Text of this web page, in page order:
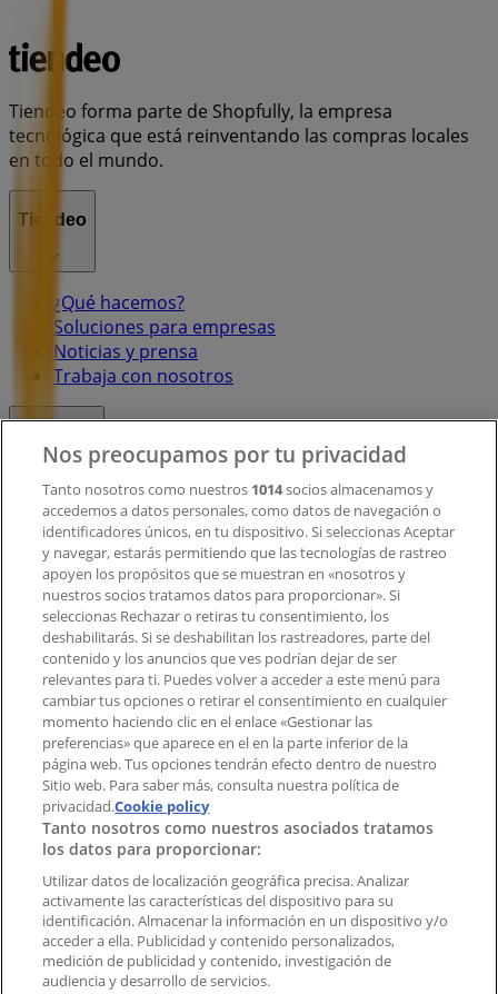
Tiendeo forma parte de Shopfully, la empresa
tecnológica que está reinventando las compras locales
en todo el mundo.
Tiendeo
¿Qué hacemos?
Soluciones para empresas
Noticias y prensa
Trabaja con nosotros
Contacto comercial y de marketing
Tienda mal colocada en el mapa
Notificar un folleto
¿Encontraste un problema en la web o en la
aplicación?
Índices
Marcas
Marcas locales
Negocios
Negocios cercanos
Productos
Productos locales
Ciudades
Descargar la APP Tiendeo
Nos preocupamos por tu privacidad
Tanto nosotros como nuestros 1014socios almacenamos y
accedemos a datos personales, como datos de navegación o
identificadores únicos, en tu dispositivo. Si seleccionas Aceptar
y navegar, estarás permitiendo que las tecnologías de rastreo
apoyen los propósitos que se muestran en «nosotros y
nuestros socios tratamos datos para proporcionar». Si
seleccionas Rechazar o retiras tu consentimiento, los
deshabilitarás. Si se deshabilitan los rastreadores, parte del
contenido y los anuncios que ves podrían dejar de ser
relevantes para ti. Puedes volver a acceder a este menú para
cambiar tus opciones o retirar el consentimiento en cualquier
momento haciendo clic en el enlace «Gestionar las
preferencias» que aparece en el en la parte inferior de la
página web. Tus opciones tendrán efecto dentro de nuestro
Sitio web. Para saber más, consulta nuestra política de
privacidad.Cookie policy
Tanto nosotros como nuestros asociados tratamos
los datos para proporcionar:
Utilizar datos de localización geográfica precisa. Analizar
activamente las características del dispositivo para su
identificación. Almacenar la información en un dispositivo y/o
acceder a ella. Publicidad y contenido personalizados,
medición de publicidad y contenido, investigación de
audiencia y desarrollo de servicios.